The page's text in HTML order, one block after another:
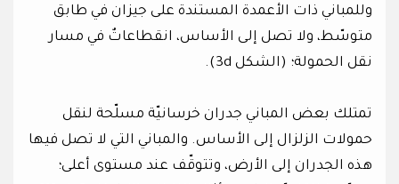
وللمباني ذات الأعمدة المستندة على جيزان في طابق
متوسّط، ولا تصل إلى الأساس، انقطاعاتٌ في مسار
نقل الحمولة؛ (الشكل 3d).
تمتلك بعض المباني جدران خرسانيّة مسلّحة لنقل
حمولات الزلزال إلى الأساس. والمباني التي لا تصل فيها
هذه الجدران إلى الأرض، وتتوقّف عند مستوى أعلى؛